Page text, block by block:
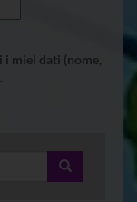
i miei dati (nome,